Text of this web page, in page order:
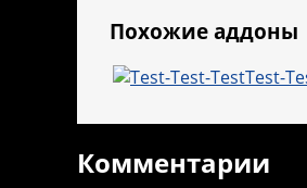
p
y
Li
n
n
o
kl
a
e
a
Похожие аддоны
Test-
Комментарии